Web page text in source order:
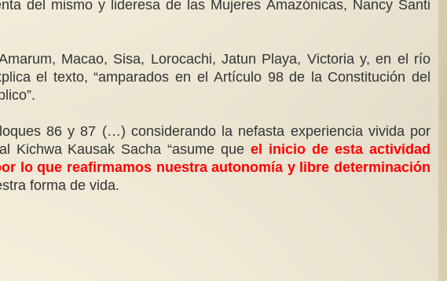
del mismo y lideresa de las Mujeres Amazónicas, Nancy Santi
Macao, Sisa, Lorocachi, Jatun Playa, Victoria y, en el río
el texto, “amparados en el Artículo 98 de la Constitución del
86 y 87 (…) considerando la nefasta experiencia vivida por
Kichwa Kausak Sacha “asume que el inicio de esta actividad
lo que reafirmamos nuestra autonomía y libre determinación
forma de vida.